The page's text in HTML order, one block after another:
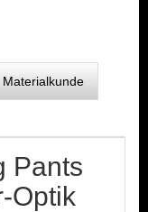
Materialkunde
Pants
Optik